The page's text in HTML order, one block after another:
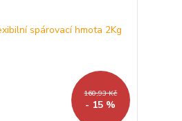
160,93 Kč
- 15 %